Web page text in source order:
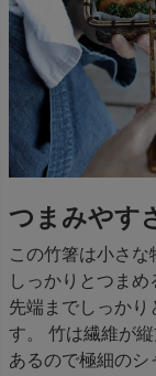
つまみやす
この竹箸は小さな
しっかりとつま
先端までしっかり
す。 竹は繊維が
あるので極細のシ